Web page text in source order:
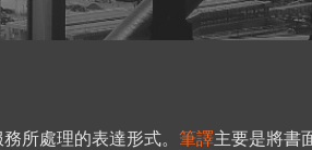
所處理的表達形式。 筆譯主要是將書